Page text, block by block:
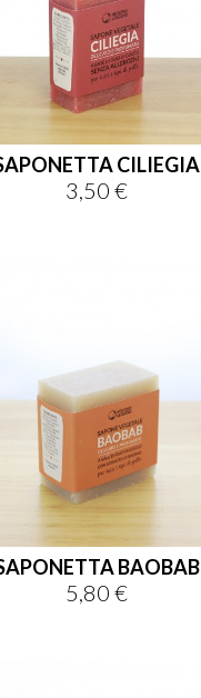
CILIEGIA
Prezzo
3,50 €
BAOBAB
Prezzo
5,80 €